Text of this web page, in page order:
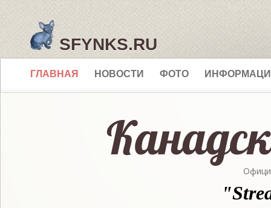
SFYNKS.RU
ГЛАВНАЯ НОВОСТИ ФОТО